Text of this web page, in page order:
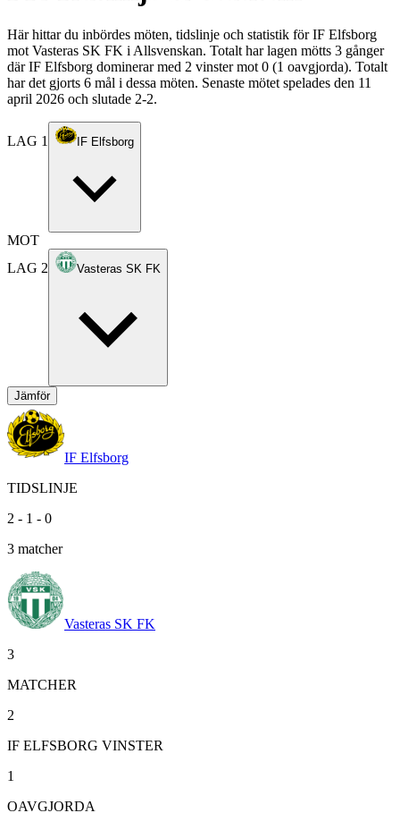
Här hittar du inbördes möten, tidslinje och statistik för IF Elfsborg
mot Vasteras SK FK i Allsvenskan. Totalt har lagen mötts 3 gånger
där IF Elfsborg dominerar med 2 vinster mot 0 (1 oavgjorda). Totalt
har det gjorts 6 mål i dessa möten. Senaste mötet spelades den 11
april 2026 och slutade 2-2.
LAG 1 IF Elfsborg
MOT
LAG 2
Vasteras SK FK
Jämför
IF Elfsborg
TIDSLINJE
2 - 1 - 0
3 matcher
Vasteras SK FK
3
MATCHER
2
IF ELFSBORG VINSTER
1
OAVGJORDA